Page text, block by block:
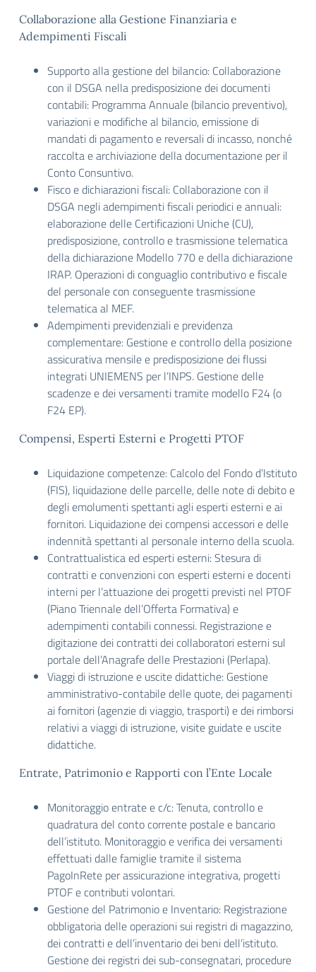
Collaborazione alla Gestione Finanziaria e
Adempimenti Fiscali
Supporto alla gestione del bilancio: Collaborazione
con il DSGA nella predisposizione dei documenti
contabili: Programma Annuale (bilancio preventivo),
variazioni e modifiche al bilancio, emissione di
mandati di pagamento e reversali di incasso, nonché
raccolta e archiviazione della documentazione per il
Conto Consuntivo.
Fisco e dichiarazioni fiscali: Collaborazione con il
DSGA negli adempimenti fiscali periodici e annuali:
elaborazione delle Certificazioni Uniche (CU),
predisposizione, controllo e trasmissione telematica
della dichiarazione Modello 770 e della dichiarazione
IRAP. Operazioni di conguaglio contributivo e fiscale
del personale con conseguente trasmissione
telematica al MEF.
Adempimenti previdenziali e previdenza
complementare: Gestione e controllo della posizione
assicurativa mensile e predisposizione dei flussi
integrati UNIEMENS per l’INPS. Gestione delle
scadenze e dei versamenti tramite modello F24 (o
F24 EP).
Compensi, Esperti Esterni e Progetti PTOF
Liquidazione competenze: Calcolo del Fondo d’Istituto
(FIS), liquidazione delle parcelle, delle note di debito e
degli emolumenti spettanti agli esperti esterni e ai
fornitori. Liquidazione dei compensi accessori e delle
indennità spettanti al personale interno della scuola.
Contrattualistica ed esperti esterni: Stesura di
contratti e convenzioni con esperti esterni e docenti
interni per l’attuazione dei progetti previsti nel PTOF
(Piano Triennale dell’Offerta Formativa) e
adempimenti contabili connessi. Registrazione e
digitazione dei contratti dei collaboratori esterni sul
portale dell’Anagrafe delle Prestazioni (Perlapa).
Viaggi di istruzione e uscite didattiche: Gestione
amministrativo-contabile delle quote, dei pagamenti
ai fornitori (agenzie di viaggio, trasporti) e dei rimborsi
relativi a viaggi di istruzione, visite guidate e uscite
didattiche.
Entrate, Patrimonio e Rapporti con l’Ente Locale
Monitoraggio entrate e c/c: Tenuta, controllo e
quadratura del conto corrente postale e bancario
dell’istituto. Monitoraggio e verifica dei versamenti
effettuati dalle famiglie tramite il sistema
PagoInRete per assicurazione integrativa, progetti
PTOF e contributi volontari.
Gestione del Patrimonio e Inventario: Registrazione
obbligatoria delle operazioni sui registri di magazzino,
dei contratti e dell’inventario dei beni dell’istituto.
Gestione dei registri dei sub-consegnatari, procedure